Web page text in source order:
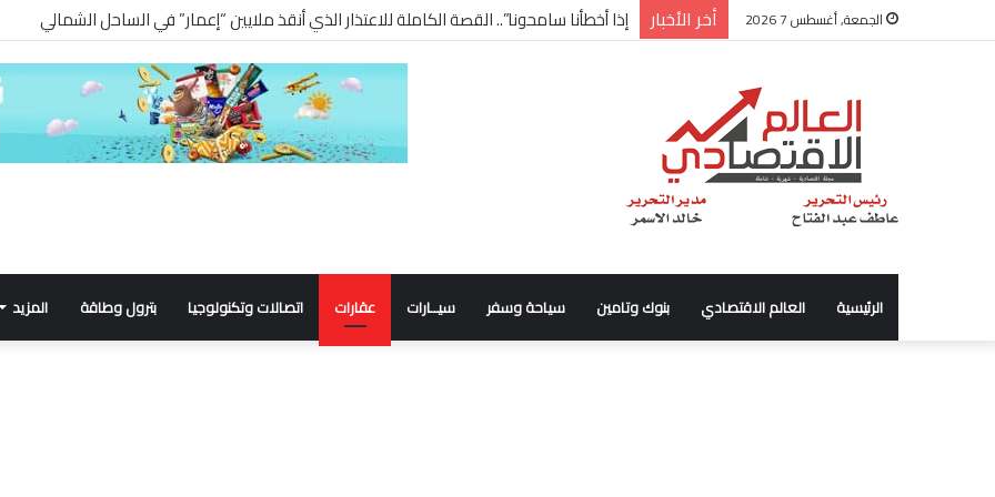
الجمعة, أغسطس 7 2026 أخر الأخبار شركة “Scope Developments” تعلن تولي أحمد كمال عيسى منصب الرئيس التنفيذي للقطاع التجاري
الرئيسية العالم الاقتصادي بنوك وتامين سياحة وسفر سيــارات عقارات اتصالات وتكنولوجيا بترول وطاقة المزيد